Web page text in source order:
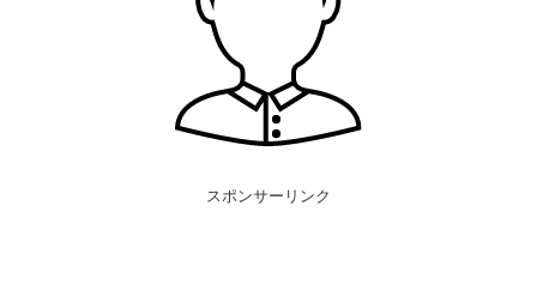
スポンサーリンク